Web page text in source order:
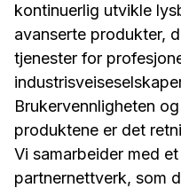
kontinuerlig utvikle
avanserte produkter,
tjenester for
Brukervennligheten
produktene er det
Vi samarbeider med
partnernettverk, som